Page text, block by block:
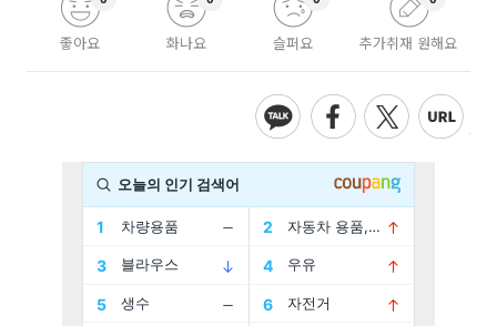
좋아요 화나요 슬퍼요 추가취재 원해요